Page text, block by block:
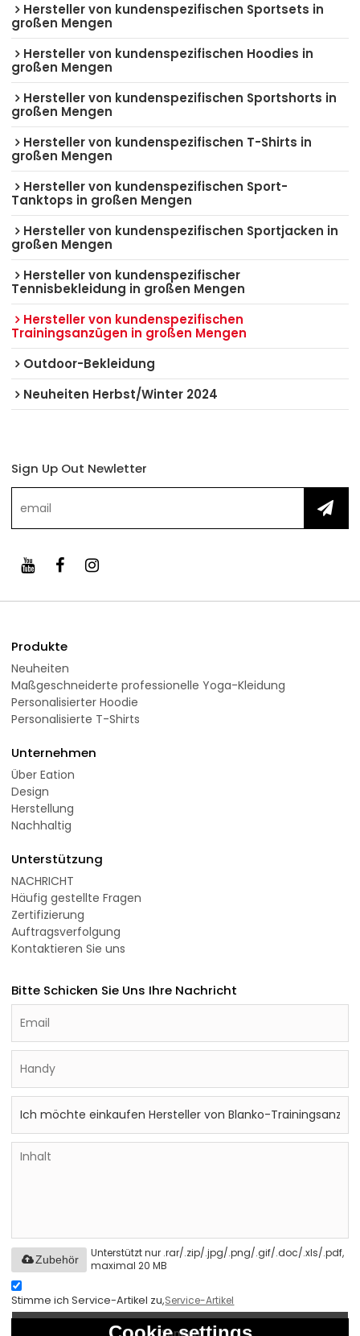
Hersteller von kundenspezifischen Sportsets in
großen Mengen
Hersteller von kundenspezifischen Hoodies in
großen Mengen
Hersteller von kundenspezifischen Sportshorts in
großen Mengen
Hersteller von kundenspezifischen T-Shirts in
großen Mengen
Hersteller von kundenspezifischen Sport-
Tanktops in großen Mengen
Hersteller von kundenspezifischen Sportjacken in
großen Mengen
Hersteller von kundenspezifischer
Tennisbekleidung in großen Mengen
Hersteller von kundenspezifischen
Trainingsanzügen in großen Mengen
Outdoor-Bekleidung
Neuheiten Herbst/Winter 2024
Sign Up Out Newletter
Produkte
Neuheiten
Maßgeschneiderte professionelle Yoga-Kleidung
Personalisierter Hoodie
Personalisierte T-Shirts
Unternehmen
Über Eation
Design
Herstellung
Nachhaltig
Unterstützung
NACHRICHT
Häufig gestellte Fragen
Zertifizierung
Auftragsverfolgung
Kontaktieren Sie uns
Bitte Schicken Sie Uns Ihre Nachricht
Unterstützt nur .rar/.zip/.jpg/.png/.gif/.doc/.xls/.pdf,
maximal 20 MB
Zubehör
Stimme ich Service-Artikel zu,Service-Artikel